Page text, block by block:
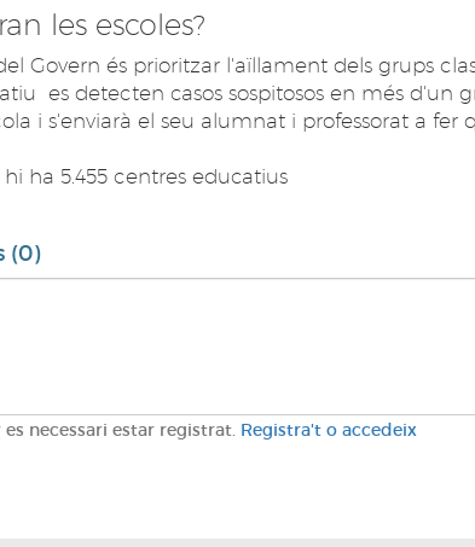
les escoles?
Govern és prioritzar l'aïllament dels grups
es detecten casos sospitosos en més d'un
i s'enviarà el seu alumnat i professorat a fer
ha 5.455 centres educatius
(0)
necessari estar registrat. Registra't o accedeix